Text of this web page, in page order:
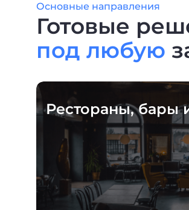
Основные направления
Готовые
под любую
Рестораны, бары